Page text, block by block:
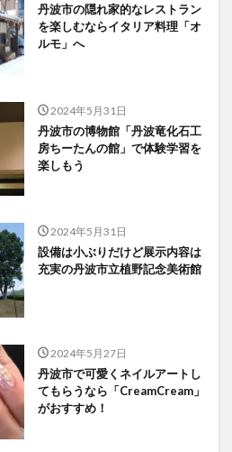
丹波市の隠れ家的なレストラン
を楽しむならイタリア料理「オ
ルモ」へ
2024年5月31日
丹波市の博物館「丹波竜化石工
房ちーたんの館」で体験学習を
楽しもう
2024年5月31日
設備は小ぶりだけど展示内容は
充実の丹波市立植野記念美術館
2024年5月27日
丹波市で可愛くネイルアートし
てもらうなら「CreamCream」
がおすすめ！